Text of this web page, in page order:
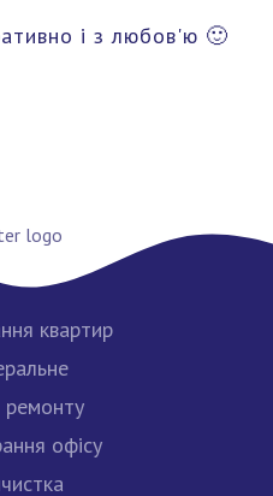
і з любов'ю 🙂
квартир
ремонту
офісу